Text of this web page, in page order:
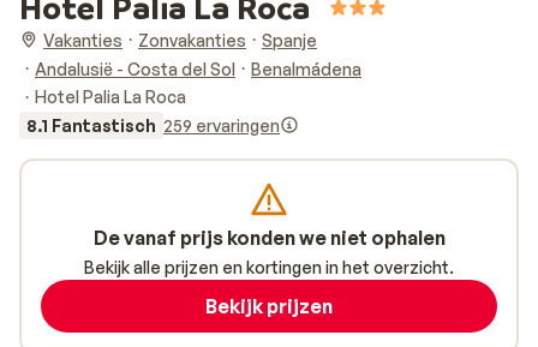
Vakanties Zonvakanties
Spanje
Andalusië - Costa del Sol
Benalmádena
Hotel Palia La Roca
8.1 Fantastisch 259 ervaringen
De vanaf prijs konden we niet ophalen
Bekijk alle prijzen en kortingen in het overzicht.
Bekijk prijzen